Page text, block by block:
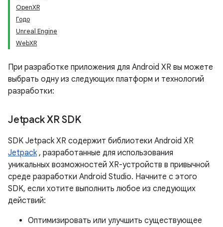
OpenXR
Годо
Unreal Engine
WebXR
При разработке приложения для Android XR вы можете
выбрать одну из следующих платформ и технологий
разработки:
Jetpack XR SDK
SDK Jetpack XR содержит библиотеки Android XR
Jetpack, разработанные для использования
уникальных возможностей XR-устройств в привычной
среде разработки Android Studio. Начните с этого
SDK, если хотите выполнить любое из следующих
действий:
Оптимизировать или улучшить существующее